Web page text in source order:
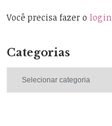
Você precisa fazer ologin
Categorias